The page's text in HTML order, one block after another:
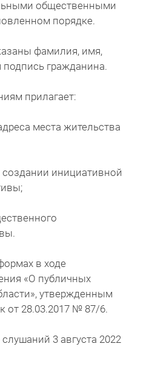
общественными
порядке.
фамилия, имя,
подпись гражданина.
прилагает:
места жительства
инициативной
в ходе
«О публичных
утвержденным
от 28.03.2017 № 87/6.
3 августа 2022